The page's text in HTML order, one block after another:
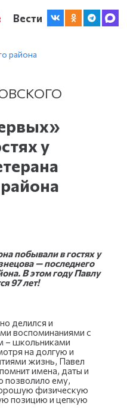
Вести
района
у
побывали в гостях у
— последнего
В этом году Павлу
97 лет!
делился и
воспоминаниями с
– школьниками
на долгую и
жизнь, Павел
имена, даты и
позволило ему,
физическую
позицию и цепкую